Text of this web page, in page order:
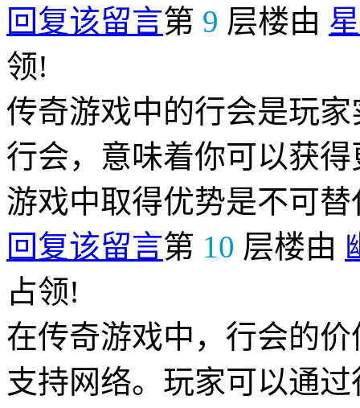
回复该留言第 9 层楼由
领!
传奇游戏中的行会是玩
行会，意味着你可以获
游戏中取得优势是不可替
回复该留言第 10 层楼由
占领!
在传奇游戏中，行会的
支持网络。玩家可以通